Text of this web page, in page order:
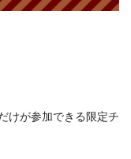
けが参加できる限定チ